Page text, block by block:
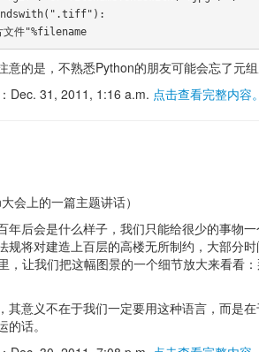
    print "%s是一个图片文件"%filename
意的是，不熟悉Python的朋友可能会忘了元组
Dec. 31, 2011, 1:16 a.m. 点击查看完整内容
会上的一篇主题讲话）
年后会是什么样子，我们只能给很少的事物
规将对建造上百层的高楼无所制约，大部分
，让我们把这幅图景的一个细节放大来看看
其意义不在于我们一定要用这种语言，而是
话。